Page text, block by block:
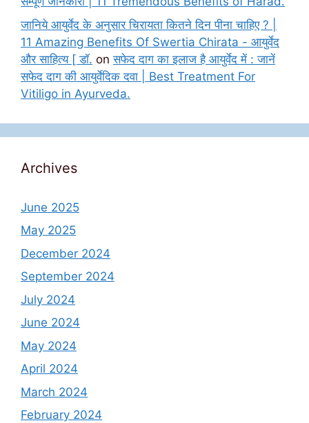
जानिये आयुर्वेद के अनुसार चिरायता कितने दिन पीना चाहिए ? |
11 Amazing Benefits Of Swertia Chirata - आयुर्वेद
और साहित्य [ डॉ. onसफेद दाग का इलाज है आयुर्वेद में : जानें
सफेद दाग की आयुर्वेदिक दवा | Best Treatment For
Vitiligo in Ayurveda.
Archives
June 2025
May 2025
December 2024
September 2024
July 2024
June 2024
May 2024
April 2024
March 2024
February 2024